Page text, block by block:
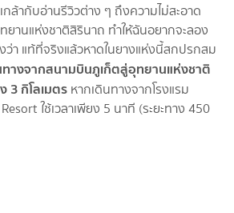
กล้ากับอ่านรีวิวต่าง ๆ ถึงความไม่สะอาด
ยานแห่งชาติสิรินาถ ทำให้ฉันอยากจะลอง
ว่า แท้ที่จริงแล้วหาดในยางแห่งนี้สกปรกสม
ทางจากสนามบินภูเก็ตสู่อุทยานแห่งชาติ
3 กิโลเมตร หากเดินทางจากโรงแรม
ใช้เวลาเพียง 5 นาที (ระยะทาง 450